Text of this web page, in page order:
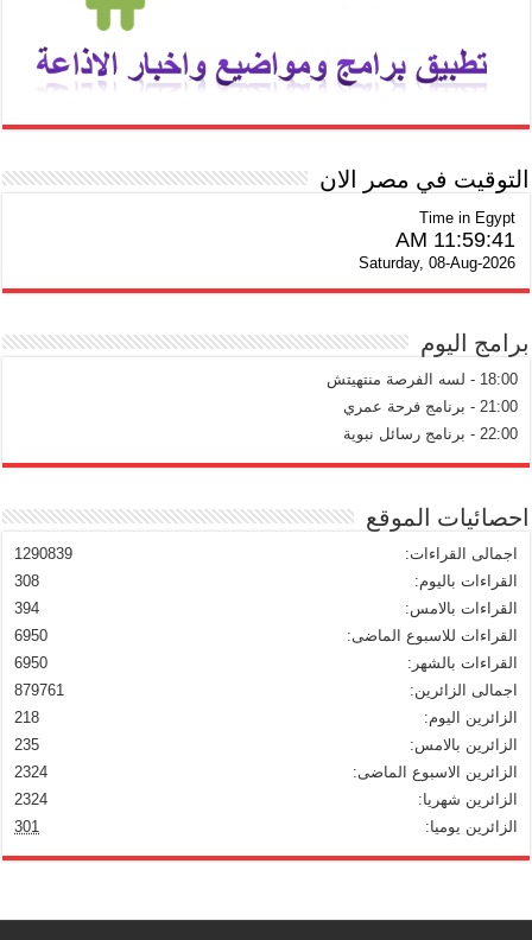
التوقيت في مصر الان
Time in Egypt
11:59:42 AM
Saturday, 08-Aug-2026
برامج اليوم
18:00 - لسه الفرصة منتهيتش
21:00 - برنامج فرحة عمري
22:00 - برنامج رسائل نبوية
احصائيات الموقع
1290839
اجمالى القراءات:
308
القراءات باليوم:
394
القراءات بالامس:
6950
القراءات للاسبوع الماضى:
6950
القراءات بالشهر:
879761
اجمالى الزائرين:
218
الزائرين اليوم:
235
الزائرين بالامس:
2324
الزائرين الاسبوع الماضى:
2324
الزائرين شهريا:
301
الزائرين يوميا: